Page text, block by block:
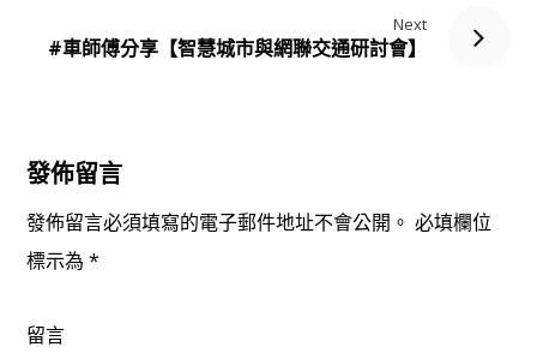
Next
#車師傅分享【智慧城市與網聯交通研討會】
發佈留言
發佈留言必須填寫的電子郵件地址不會公開。 必填欄位
標示為*
留言